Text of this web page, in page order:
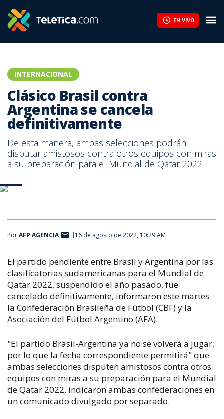
EN VIVO
INTERNACIONAL
Clásico Brasil contra
Argentina se cancela
definitivamente
De esta manera, ambas selecciones podrán
disputar amistosos contra otros equipos con miras
a su preparación para el Mundial de Qatar 2022.
PorAFP AGENCIA 16 de agosto de 2022, 10:29 AM
El partido pendiente entre Brasil y Argentina por las
clasificatorias sudamericanas para el Mundial de
Qatar 2022, suspendido el año pasado, fue
cancelado definitivamente, informaron este martes
la Confederación Brasileña de Fútbol (CBF) y la
Asociación del Fútbol Argentino (AFA).
"El partido Brasil-Argentina ya no se volverá a jugar,
por lo que la fecha correspondiente permitirá" que
ambas selecciones disputen amistosos contra otros
equipos con miras a su preparación para el Mundial
de Qatar 2022, indicaron ambas confederaciones en
un comunicado divulgado por separado.